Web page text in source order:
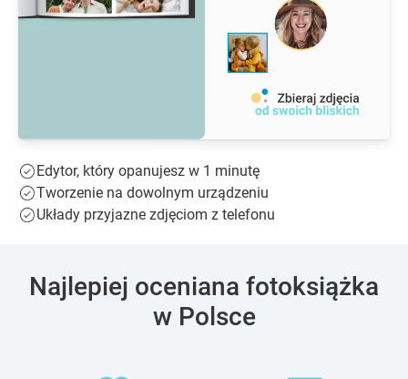
Edytor, który opanujesz w 1 minutę
Tworzenie na dowolnym urządzeniu
Układy przyjazne zdjęciom z telefonu
Najlepiej oceniana fotoksiążka
w Polsce